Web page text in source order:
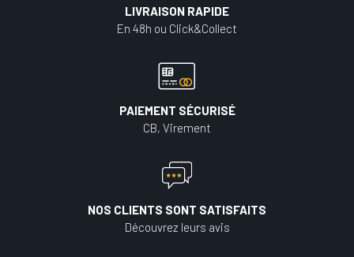
LIVRAISON RAPIDE
En 48h ou Click&Collect
PAIEMENT SÉCURISÉ
CB, Virement
NOS CLIENTS SONT SATISFAITS
Découvrez leurs avis